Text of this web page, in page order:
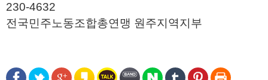
230-4632
전국민주노동조합총연맹 원주지역지부